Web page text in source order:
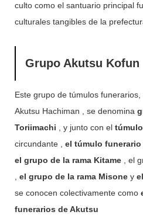
culto como el santuario principal
culturales tangibles de la
Grupo Akutsu Kofun
Este grupo de túmulos
Akutsu Hachiman , se denomina
Toriimachi , y junto con el
circundante , el túmulo funerario
el grupo de la rama Kitame, el
el grupo de la rama Misoney
se conocen colectivamente como
funerarios de Akutsu